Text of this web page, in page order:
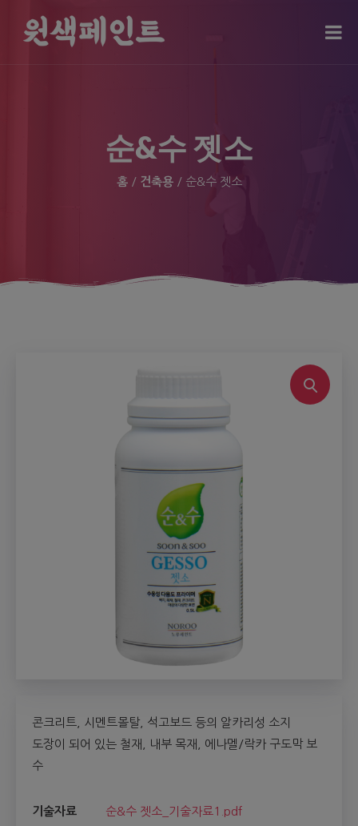
순&수 젯소
홈/ 건축용/ 순&수 젯소
콘크리트, 시멘트몰탈, 석고보드 등의 알카리성 소지
도장이 되어 있는 철재, 내부 목재, 에나멜/락카 구도막 보
수
기술자료
순&수 젯소_기술자료1.pdf